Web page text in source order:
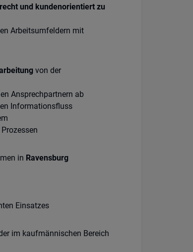
und kundenorientiert zu
Arbeitsumfeldern mit
von der
Ansprechpartnern ab
Informationsfluss
in Ravensburg
Einsatzes
im kaufmännischen Bereich